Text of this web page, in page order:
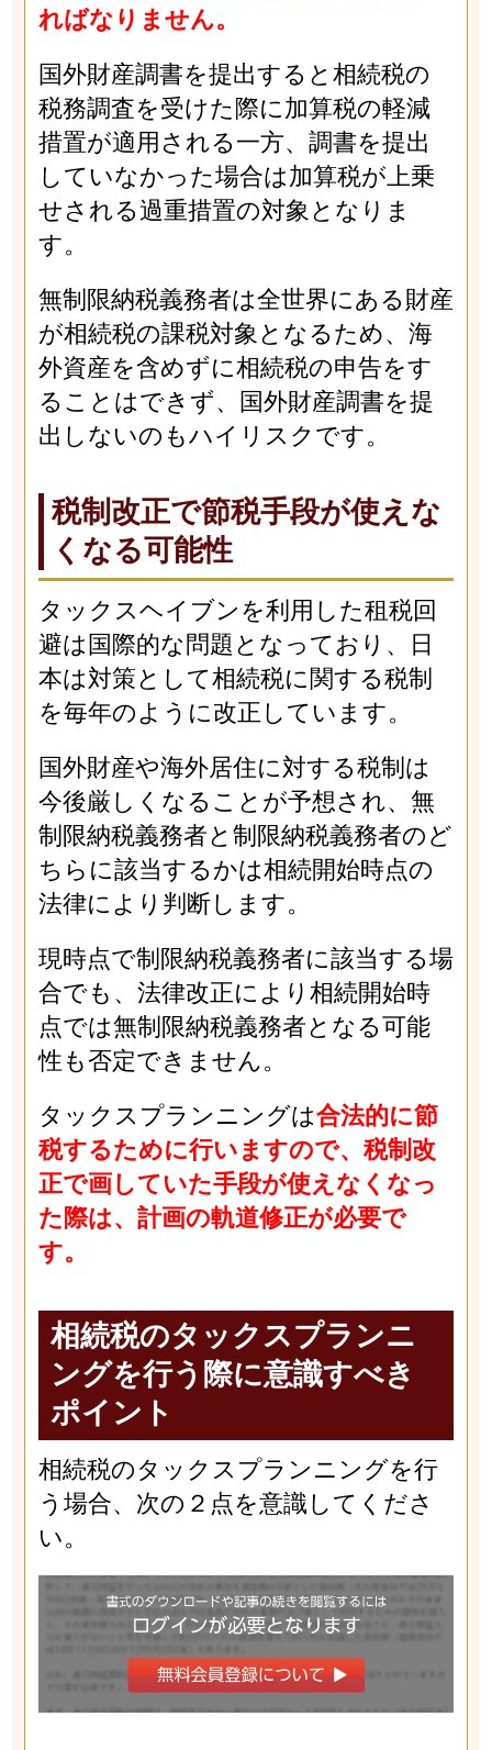
ればなりません。
国外財産調書を提出すると相続税の
税務調査を受けた際に加算税の軽減
措置が適用される一方、調書を提出
していなかった場合は加算税が上乗
せされる過重措置の対象となりま
す。
無制限納税義務者は全世界にある財産
が相続税の課税対象となるため、海
外資産を含めずに相続税の申告をす
ることはできず、国外財産調書を提
出しないのもハイリスクです。
税制改正で節税手段が使えな
くなる可能性
タックスヘイブンを利用した租税回
避は国際的な問題となっており、日
本は対策として相続税に関する税制
を毎年のように改正しています。
国外財産や海外居住に対する税制は
今後厳しくなることが予想され、無
制限納税義務者と制限納税義務者のど
ちらに該当するかは相続開始時点の
法律により判断します。
現時点で制限納税義務者に該当する場
合でも、法律改正により相続開始時
点では無制限納税義務者となる可能
性も否定できません。
タックスプランニングは合法的に節
税するために行いますので、税制改
正で画していた手段が使えなくなっ
た際は、計画の軌道修正が必要で
す。
相続税のタックスプランニ
ングを行う際に意識すべき
ポイント
相続税のタックスプランニングを行
う場合、次の２点を意識してくださ
い。